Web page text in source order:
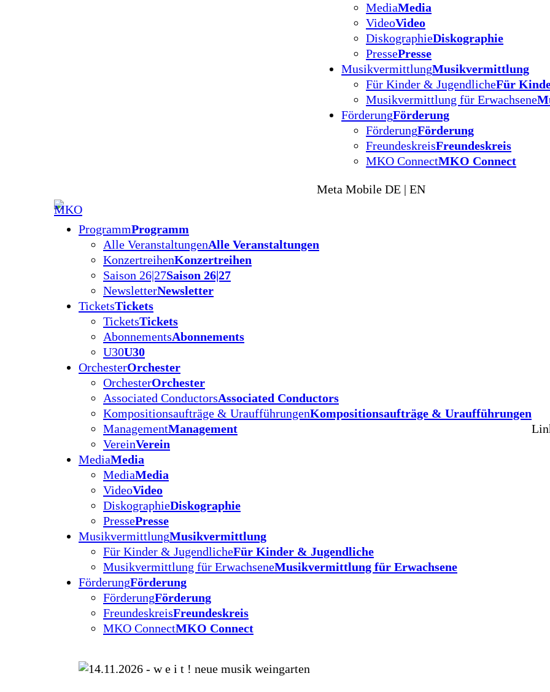
MediaMedia
VideoVideo
DiskographieDiskographie
PressePresse
MusikvermittlungMusikvermittlung
Für Kinder & JugendlicheFür
Musikvermittlung für Erwachsene
FörderungFörderung
FörderungFörderung
FreundeskreisFreundeskreis
MKO ConnectMKO Connect
Meta Mobile DE | EN
ProgrammProgramm
Alle VeranstaltungenAlle Veranstaltungen
KonzertreihenKonzertreihen
Saison 26|27Saison 26|27
NewsletterNewsletter
TicketsTickets
TicketsTickets
AbonnementsAbonnements
U30U30
OrchesterOrchester
OrchesterOrchester
Associated ConductorsAssociated Conductors
Kompositionsaufträge & UraufführungenKompositionsaufträge & Uraufführungen
ManagementManagement
VereinVerein
MediaMedia
MediaMedia
VideoVideo
DiskographieDiskographie
PressePresse
MusikvermittlungMusikvermittlung
Für Kinder & JugendlicheFür Kinder & Jugendliche
Musikvermittlung für ErwachseneMusikvermittlung für Erwachsene
FörderungFörderung
FörderungFörderung
FreundeskreisFreundeskreis
MKO ConnectMKO Connect